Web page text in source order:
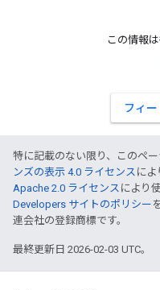
この情報
フィ
特に記載のない限り、このペ
ンズの表示 4.0 ライセンス に
Apache 2.0 ライセンス により
Developers サイトのポリシー
連会社の登録商標です。
最終更新日 2026-02-03 UTC。